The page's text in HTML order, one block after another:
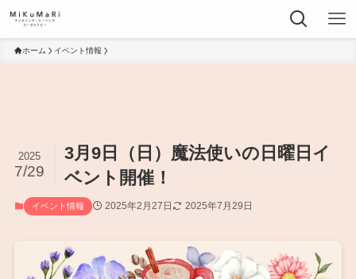
ホーム イベント情報
3月9日（日）魔法使いの日曜日イ
ベント開催！
2025
7/29
イベント情報 2025年2月27日 2025年7月29日